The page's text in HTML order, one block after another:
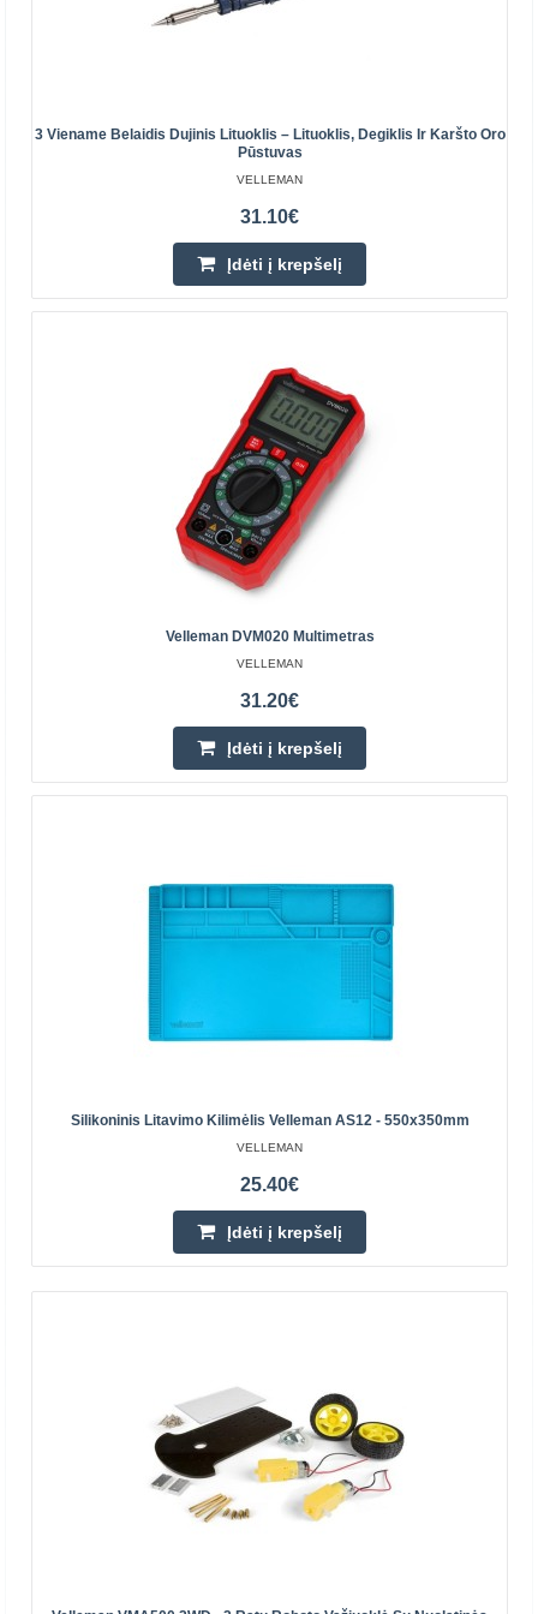
Gas soldering iron, wireless, everywhere where there is
no 230V Working max 40 min, regulated temperature
Prekių Pristatymas 5-8 D.d.
Įdėti į krepšelį
Pridėti prie pageidavimų sąrašo
Velleman KSR18 - Robot Tobbie - roboto
konstravimo rinkinys
Tobbie yra protingas 6 kojų robotas, užprogramuotas
dviem režimais: sekti arba tyrinėti. Naudodami rinkinį
galėsite ištirti pagrindines elektronikos ir mechanik..
Prekių Pristatymas 4-7 D.d.
Įdėti į krepšelį
Pridėti prie pageidavimų sąrašo
3 Viename Belaidis Dujinis Lituoklis – Lituoklis, Degiklis Ir Karšto Oro
Pūstuvas
VELLEMAN
31.10€
Įdėti į krepšelį
Velleman DVM020 Multimetras
VELLEMAN
31.20€
Įdėti į krepšelį
Silikoninis Litavimo Kilimėlis Velleman AS12 - 550x350mm
VELLEMAN
25.40€
Įdėti į krepšelį